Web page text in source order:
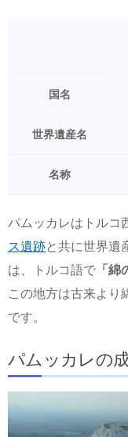
国名
世界遺産名
名称
パムッカレはトルコ
ス遺跡と共に世界遺
は、トルコ語で 「綿
この地方は古来より
です。
パムッカレの